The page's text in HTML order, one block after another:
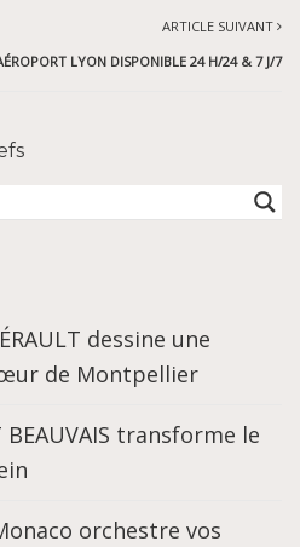
ARTICLE SUIVANT
LYON DISPONIBLE 24 H/24 & 7 J/7
dessine une
de Montpellier
BEAUVAIS transforme le
orchestre vos